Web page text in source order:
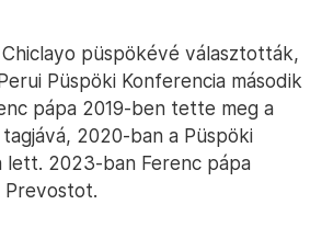
püspökévé választották,
Püspöki Konferencia második
pápa 2019-ben tette meg a
2020-ban a Püspöki
lett. 2023-ban Ferenc pápa
Prevostot.